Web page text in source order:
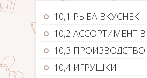
10,1 РЫБА ВКУСНЕК
10,2 АССОРТИМЕНТ
10,3
10,4 ИГРУШКИ